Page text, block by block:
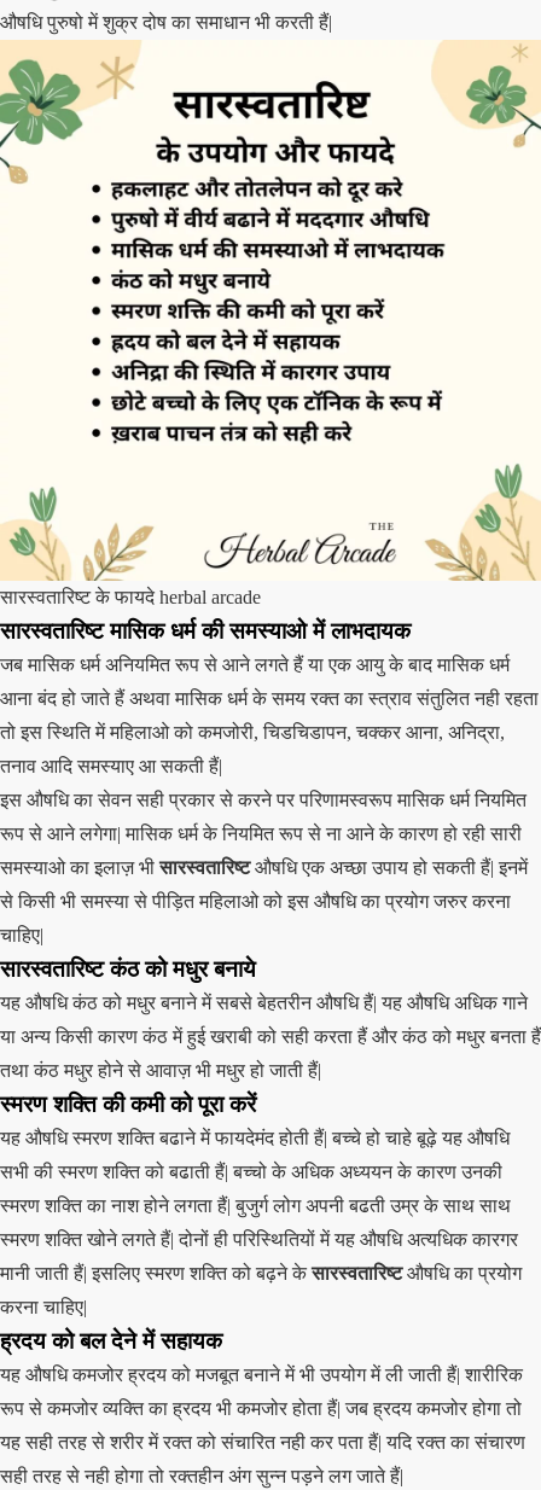
औषधि पुरुषो में शुक्र दोष का समाधान भी करती हैं|
सारस्वतारिष्ट के फायदे herbal arcade
सारस्वतारिष्ट मासिक धर्म की समस्याओ में लाभदायक
जब मासिक धर्म अनियमित रूप से आने लगते हैं या एक आयु के बाद मासिक धर्म
आना बंद हो जाते हैं अथवा मासिक धर्म के समय रक्त का स्त्राव संतुलित नही रहता
तो इस स्थिति में महिलाओ को कमजोरी, चिडचिडापन, चक्कर आना, अनिद्रा,
तनाव आदि समस्याए आ सकती हैं|
इस औषधि का सेवन सही प्रकार से करने पर परिणामस्वरूप मासिक धर्म नियमित
रूप से आने लगेगा| मासिक धर्म के नियमित रूप से ना आने के कारण हो रही सारी
समस्याओ का इलाज़ भीसारस्वतारिष्टऔषधि एक अच्छा उपाय हो सकती हैं| इनमें
से किसी भी समस्या से पीड़ित महिलाओ को इस औषधि का प्रयोग जरुर करना
चाहिए|
सारस्वतारिष्ट कंठ को मधुर बनाये
यह औषधि कंठ को मधुर बनाने में सबसे बेहतरीन औषधि हैं| यह औषधि अधिक गाने
या अन्य किसी कारण कंठ में हुई खराबी को सही करता हैं और कंठ को मधुर बनता हैं
तथा कंठ मधुर होने से आवाज़ भी मधुर हो जाती हैं|
स्मरण शक्ति की कमी को पूरा करें
यह औषधि स्मरण शक्ति बढाने में फायदेमंद होती हैं| बच्चे हो चाहे बूढ़े यह औषधि
सभी की स्मरण शक्ति को बढाती हैं| बच्चो के अधिक अध्ययन के कारण उनकी
स्मरण शक्ति का नाश होने लगता हैं| बुजुर्ग लोग अपनी बढती उम्र के साथ साथ
स्मरण शक्ति खोने लगते हैं| दोनों ही परिस्थितियों में यह औषधि अत्यधिक कारगर
मानी जाती हैं| इसलिए स्मरण शक्ति को बढ़ने केसारस्वतारिष्टऔषधि का प्रयोग
करना चाहिए|
ह्रदय को बल देने में सहायक
यह औषधि कमजोर ह्रदय को मजबूत बनाने में भी उपयोग में ली जाती हैं| शारीरिक
रूप से कमजोर व्यक्ति का ह्रदय भी कमजोर होता हैं| जब ह्रदय कमजोर होगा तो
यह सही तरह से शरीर में रक्त को संचारित नही कर पता हैं| यदि रक्त का संचारण
सही तरह से नही होगा तो रक्तहीन अंग सुन्न पड़ने लग जाते हैं|